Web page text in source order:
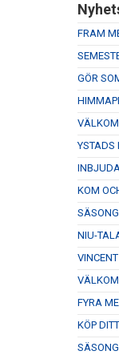
FRAM
GÖR
YSTADS
KOM
NIU-
FYRA
KÖP